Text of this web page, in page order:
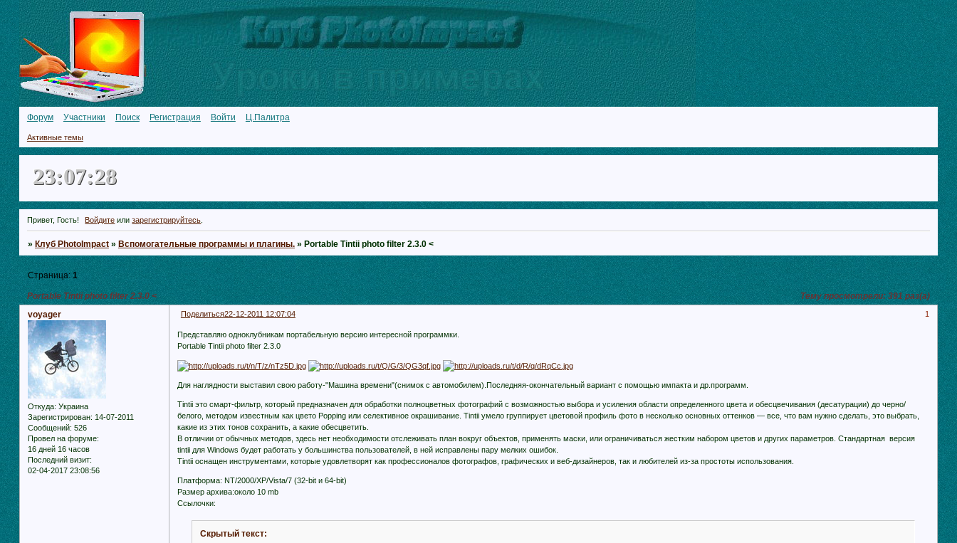
Форум Участники Поиск Регистрация Войти Ц.Палитра
Активные темы
23:07:29
Привет, Гость! Войдите илизарегистрируйтесь
» Клуб PhotoImpact » Вспомогательные программы и плагины. » Portable Tintii photo filter 2.3.0 <
Portable Tintii photo filter 2.3.0 < Тему просмотрели:391раз(а)
Страница: 1
Поделиться 1
22-12-2011 12:07:04
voyager
Откуда: Украина
Зарегистрирован: 14-07-2011
Сообщений: 526
Провел на форуме:
16 дней 16 часов
Последний визит:
02-04-2017 23:08:56
Представляю одноклубникам портабельную версию интересной программки.
Portable Tintii photo filter 2.3.0
Для наглядности выставил свою работу-"Машина времени"(снимок с автомобилем).Последняя-окончательный вариант с помощью импакта и др.программ.
Tintii это смарт-фильтр, который предназначен для обработки полноцветных фотографий с возможностью выбора и усиления области определенного цвета и обесцвечивания (десатурации) до черно/
белого, методом известным как цвето Popping или селективное окрашивание. Tintii умело группирует цветовой профиль фото в несколько основных оттенков — все, что вам нужно сделать, это выбрать,
какие из этих тонов сохранить, а какие обесцветить.
В отличии от обычных методов, здесь нет необходимости отслеживать план вокруг объектов, применять маски, или ограничиваться жестким набором цветов и других параметров. Стандартная версия
tintii для Windows будет работать у большинства пользователей, в ней исправлены пару мелких ошибок.
Tintii оснащен инструментами, которые удовлетворят как профессионалов фотографов, графических и веб-дизайнеров, так и любителей из-за простоты использования.
Платформа: NT/2000/XP/Vista/7 (32-bit и 64-bit)
Размер архива:около 10 mb
Ссылочки:
Скрытый текст: